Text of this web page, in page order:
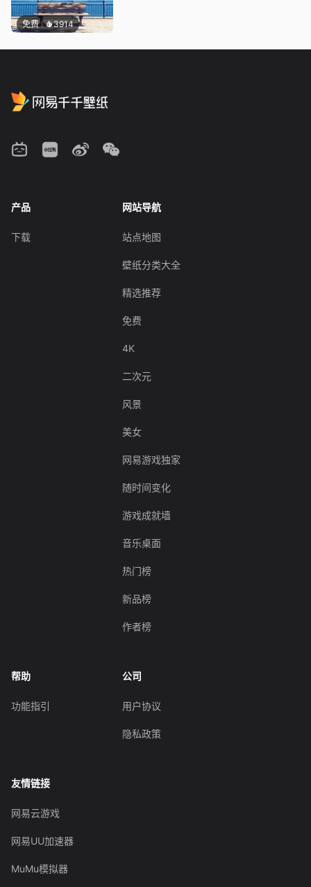
免费 3914
产品
下载
网站导航
站点地图
壁纸分类大全
精选推荐
免费
4K
二次元
风景
美女
网易游戏独家
随时间变化
游戏成就墙
音乐桌面
热门榜
新品榜
作者榜
帮助
功能指引
公司
用户协议
隐私政策
友情链接
网易云游戏
网易UU加速器
MuMu模拟器